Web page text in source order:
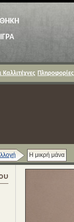
Καλλιτέχνες Πληροφορίες
Η μικρή μάνα